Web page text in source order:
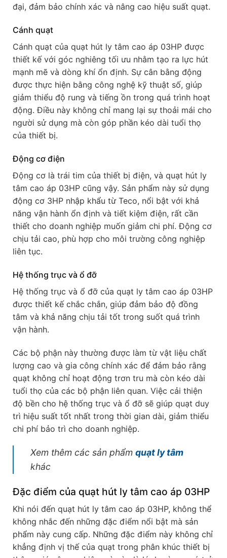
đại, đảm bảo chính xác và nâng cao hiệu suất quạt.
Cánh quạt
Cánh quạt của quạt hút ly tâm cao áp 03HP được
thiết kế với góc nghiêng tối ưu nhằm tạo ra lực hút
mạnh mẽ và dòng khí ổn định. Sự cân bằng động
được thực hiện bằng công nghệ kỹ thuật số, giúp
giảm thiểu độ rung và tiếng ồn trong quá trình hoạt
động. Điều này không chỉ mang lại sự thoải mái cho
người sử dụng mà còn góp phần kéo dài tuổi thọ
của thiết bị.
Động cơ điện
Động cơ là trái tim của thiết bị điện, và quạt hút ly
tâm cao áp 03HP cũng vậy. Sản phẩm này sử dụng
động cơ 3HP nhập khẩu từ Teco, nổi bật với khả
năng vận hành ổn định và tiết kiệm điện, rất cần
thiết cho doanh nghiệp muốn giảm chi phí. Động cơ
chịu tải cao, phù hợp cho môi trường công nghiệp
liên tục.
Hệ thống trục và ổ đỡ
Hệ thống trục và ổ đỡ của quạt ly tâm cao áp 03HP
được thiết kế chắc chắn, giúp đảm bảo độ đồng
tâm và khả năng chịu tải tốt trong suốt quá trình
vận hành.
Các bộ phận này thường được làm từ vật liệu chất
lượng cao và gia công chính xác để đảm bảo rằng
quạt không chỉ hoạt động trơn tru mà còn kéo dài
tuổi thọ của các bộ phận liên quan. Việc cải thiện
độ bền cho hệ thống trục và ổ đỡ sẽ giúp quạt duy
trì hiệu suất tốt nhất trong thời gian dài, giảm thiểu
chi phí bảo trì cho doanh nghiệp.
Xem thêm các sản phẩm quạt ly tâm
khác
Đặc điểm của quạt hút ly tâm cao áp 03HP
Khi nói đến quạt hút ly tâm cao áp 03HP, không thể
không nhắc đến những đặc điểm nổi bật mà sản
phẩm này cung cấp. Những đặc điểm này không chỉ
khẳng định vị thế của quạt trong phân khúc thiết bị